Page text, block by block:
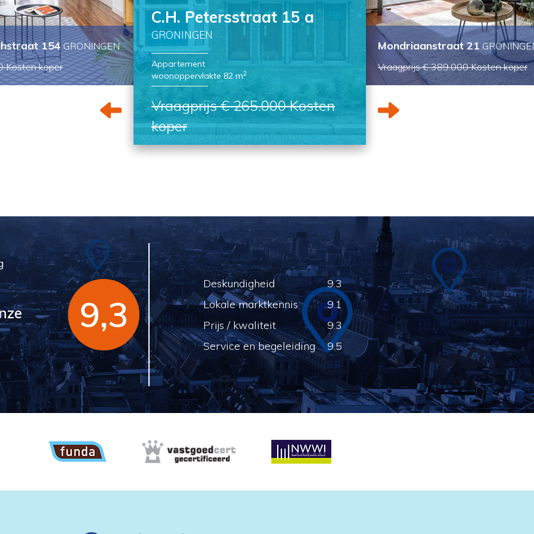
15 aGRONINGEN
Kosten koper
Mondriaanstraat 21
GRONINGEN
Woonhuis
woonoppervlakte 104 m
Vraagprijs € 389.000Kosten
koper
Bloemsingel 117GRONINGEN
Vraagprijs € 300.000Kosten koper
9,3
Deskundigheid
9.3
Lokale marktkennis
9.1
Prijs / kwaliteit
9.3
Service en begeleiding
9.5